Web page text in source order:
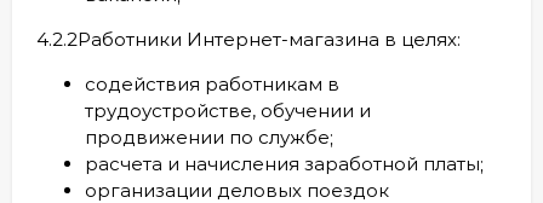
4.2.2Работники Интернет-магазина в целях:
содействия работникам в
трудоустройстве, обучении и
продвижении по службе;
расчета и начисления заработной платы;
организации деловых поездок